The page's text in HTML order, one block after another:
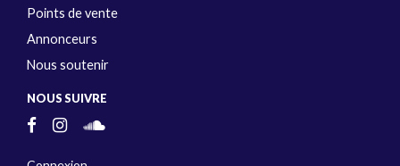
Points de vente
Annonceurs
Nous soutenir
NOUS SUIVRE